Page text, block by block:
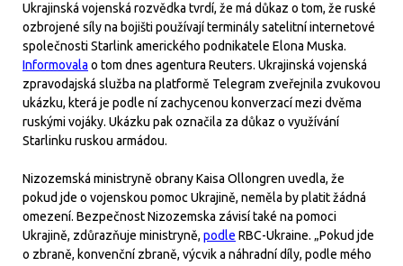
Ukrajinská vojenská rozvědka tvrdí, že má důkaz o tom, že ruské
ozbrojené síly na bojišti používají terminály satelitní internetové
společnosti Starlink amerického podnikatele Elona Muska.
Informovala o tom dnes agentura Reuters. Ukrajinská vojenská
zpravodajská služba na platformě Telegram zveřejnila zvukovou
ukázku, která je podle ní zachycenou konverzací mezi dvěma
ruskými vojáky. Ukázku pak označila za důkaz o využívání
Starlinku ruskou armádou.
Nizozemská ministryně obrany Kaisa Ollongren uvedla, že
pokud jde o vojenskou pomoc Ukrajině, neměla by platit žádná
omezení. Bezpečnost Nizozemska závisí také na pomoci
Ukrajině, zdůrazňuje ministryně, podle RBC-Ukraine. „Pokud jde
o zbraně, konvenční zbraně, výcvik a náhradní díly, podle mého